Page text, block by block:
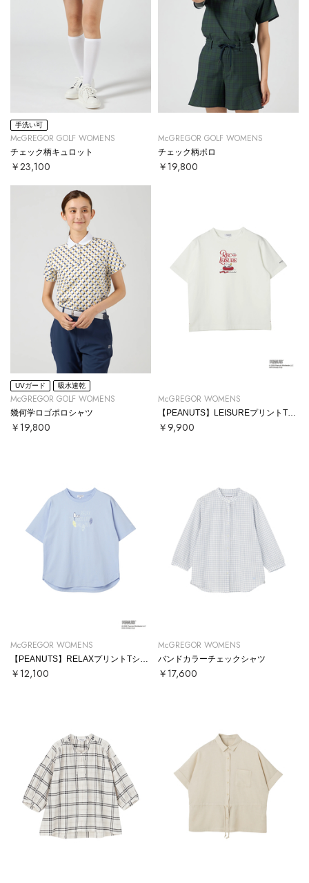
手洗い可
McGREGOR GOLF WOMENS
チェック柄キュロット
￥23,100
McGREGOR GOLF WOMENS
チェック柄ポロ
￥19,800
UVガード 吸水速乾
McGREGOR GOLF WOMENS
幾何学ロゴポロシャツ
￥19,800
McGREGOR WOMENS
￥9,900
McGREGOR WOMENS
￥12,100
McGREGOR WOMENS
バンドカラーチェックシャツ
￥17,600